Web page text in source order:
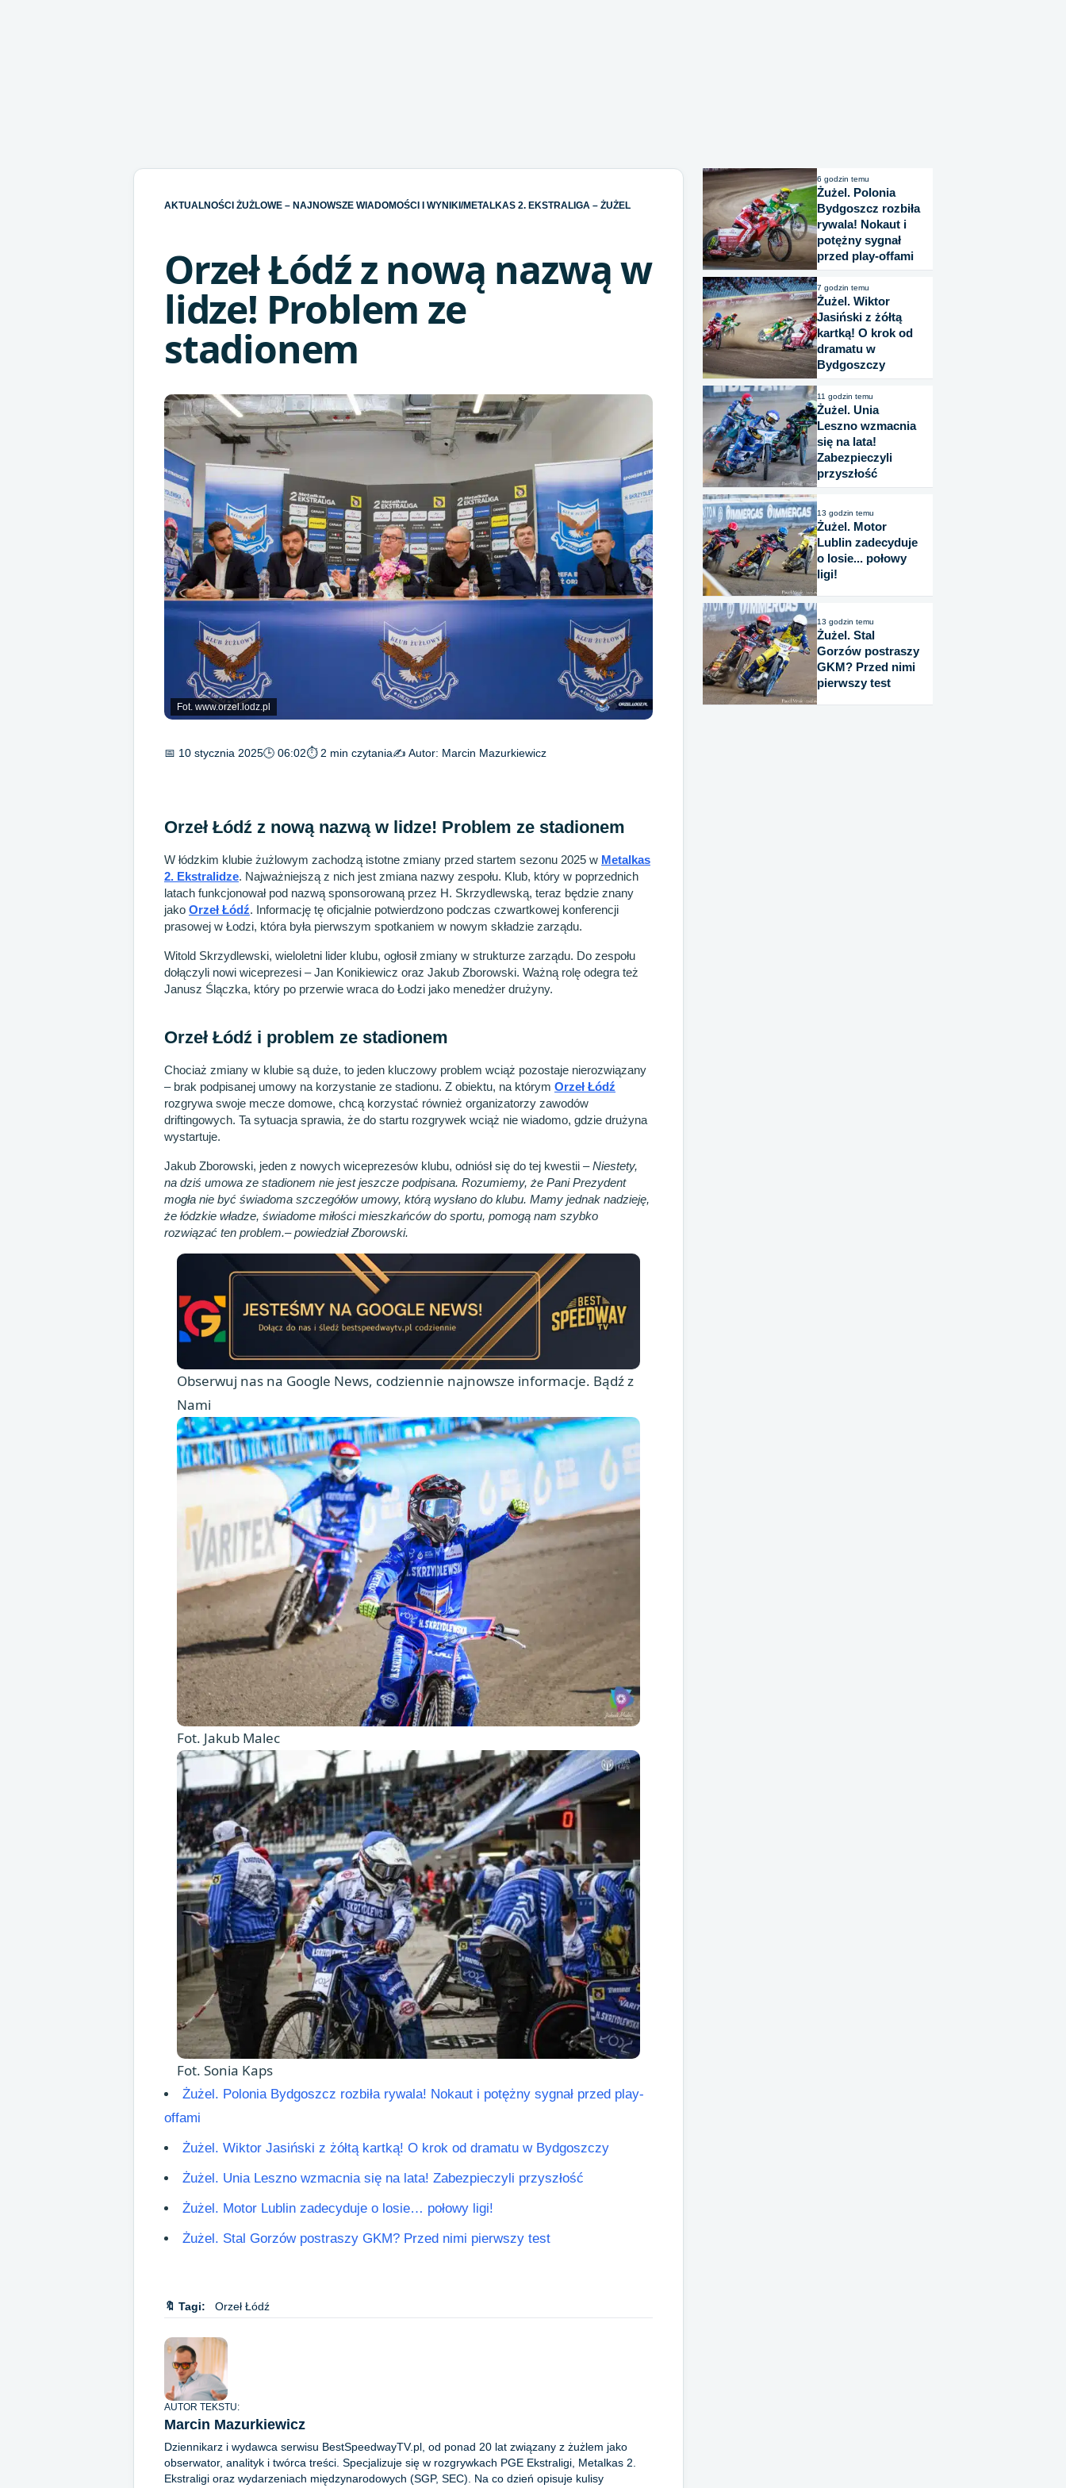
AKTUALNOŚCI ŻUŻLOWE – NAJNOWSZE WIADOMOŚCI I WYNIKI /METALKAS 2. EKSTRALIGA – ŻUŻEL
Orzeł Łódź z nową nazwą w
lidze! Problem ze
stadionem
Fot. www.orzel.lodz.pl
📅 10 stycznia 2025🕒 06:02⏱ 2 min czytania✍️ Autor: Marcin Mazurkiewicz
Orzeł Łódź z nową nazwą w lidze! Problem ze stadionem
W łódzkim klubie żużlowym zachodzą istotne zmiany przed startem sezonu 2025 w Metalkas
2. Ekstralidze. Najważniejszą z nich jest zmiana nazwy zespołu. Klub, który w poprzednich
latach funkcjonował pod nazwą sponsorowaną przez H. Skrzydlewską, teraz będzie znany
jako Orzeł Łódź. Informację tę oficjalnie potwierdzono podczas czwartkowej konferencji
prasowej w Łodzi, która była pierwszym spotkaniem w nowym składzie zarządu.
Witold Skrzydlewski, wieloletni lider klubu, ogłosił zmiany w strukturze zarządu. Do zespołu
dołączyli nowi wiceprezesi – Jan Konikiewicz oraz Jakub Zborowski. Ważną rolę odegra też
Janusz Ślączka, który po przerwie wraca do Łodzi jako menedżer drużyny.
Orzeł Łódź i problem ze stadionem
Chociaż zmiany w klubie są duże, to jeden kluczowy problem wciąż pozostaje nierozwiązany
– brak podpisanej umowy na korzystanie ze stadionu. Z obiektu, na którym Orzeł Łódź
rozgrywa swoje mecze domowe, chcą korzystać również organizatorzy zawodów
driftingowych. Ta sytuacja sprawia, że do startu rozgrywek wciąż nie wiadomo, gdzie drużyna
wystartuje.
Jakub Zborowski, jeden z nowych wiceprezesów klubu, odniósł się do tej kwestii – Niestety,
na dziś umowa ze stadionem nie jest jeszcze podpisana. Rozumiemy, że Pani Prezydent
mogła nie być świadoma szczegółów umowy, którą wysłano do klubu. Mamy jednak nadzieję,
że łódzkie władze, świadome miłości mieszkańców do sportu, pomogą nam szybko
rozwiązać ten problem.– powiedział Zborowski.
Obserwuj nas na Google News, codziennie najnowsze informacje. Bądź z
Nami
Fot. Jakub Malec
Fot. Sonia Kaps
Żużel. Polonia Bydgoszcz rozbiła rywala! Nokaut i potężny sygnał przed play-
offami
Żużel. Wiktor Jasiński z żółtą kartką! O krok od dramatu w Bydgoszczy
Żużel. Unia Leszno wzmacnia się na lata! Zabezpieczyli przyszłość
Żużel. Motor Lublin zadecyduje o losie… połowy ligi!
Żużel. Stal Gorzów postraszy GKM? Przed nimi pierwszy test
🔖 Tagi: Orzeł Łódź
AUTOR TEKSTU:
Marcin Mazurkiewicz
Dziennikarz i wydawca serwisu BestSpeedwayTV.pl, od ponad 20 lat związany z żużlem jako
obserwator, analityk i twórca treści. Specjalizuje się w rozgrywkach PGE Ekstraligi, Metalkas 2.
Ekstraligi oraz wydarzeniach międzynarodowych (SGP, SEC). Na co dzień opisuje kulisy
6 godzin temu
Żużel. Polonia
Bydgoszcz rozbiła
rywala! Nokaut i
potężny sygnał
przed play-offami
7 godzin temu
Żużel. Wiktor
Jasiński z żółtą
kartką! O krok od
dramatu w
Bydgoszczy
11 godzin temu
Żużel. Unia
Leszno wzmacnia
się na lata!
Zabezpieczyli
przyszłość
13 godzin temu
Żużel. Motor
Lublin zadecyduje
o losie... połowy
ligi!
13 godzin temu
Żużel. Stal
Gorzów postraszy
GKM? Przed nimi
pierwszy test